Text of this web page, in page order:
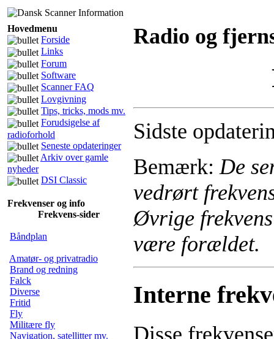
Hovedmenu
Forside
Links
Forum
Software
Scanner FAQ
Lovgivning
Tips, tricks, mods mv.
Forudsigelse af
radioforhold
Seneste opdateringer
Arkiv over gamle
nyheder
DSI Classic
Frekvenser og info
Frekvens-sider
Båndplan
Amatør- og privatradio
Brand og redning
Falck
Diverse
Fritid
Fly
Militære fly
Navigation, satellitter mv.
Radio og
Sidste
Bemærk: De
vedrørt
Øvrige
være forældet.
Interne
Disse